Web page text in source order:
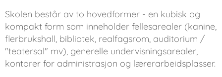
Skolen består av to hovedformer - en kubisk og
kompakt form som inneholder fellesarealer (kanine,
flerbrukshall, bibliotek, realfagsrom, auditorium /
"teatersal" mv), generelle undervisningsarealer,
kontorer for administrasjon og lærerarbeidsplasser.